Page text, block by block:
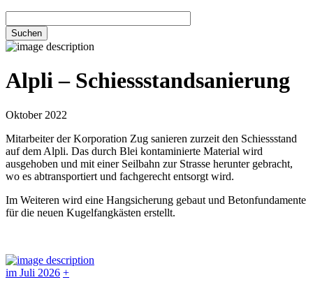
Alpli – Schiessstandsanierung
Oktober 2022
Mitarbeiter der Korporation Zug sanieren zurzeit den Schiessstand
auf dem Alpli. Das durch Blei kontaminierte Material wird
ausgehoben und mit einer Seilbahn zur Strasse herunter gebracht,
wo es abtransportiert und fachgerecht entsorgt wird.
Im Weiteren wird eine Hangsicherung gebaut und Betonfundamente
für die neuen Kugelfangkästen erstellt.
im Juli 2026 +